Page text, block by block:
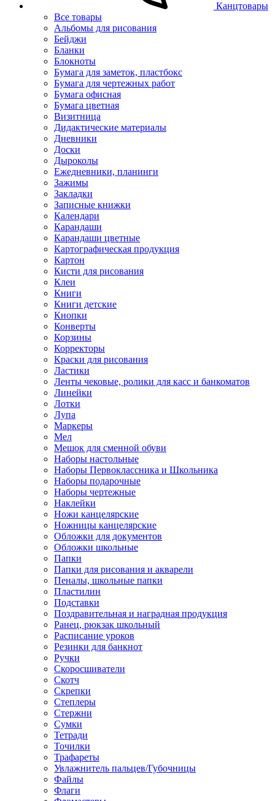
Канцтовары
Все товары
Альбомы для рисования
Бейджи
Бланки
Блокноты
Бумага для заметок, пластбокс
Бумага для чертежных работ
Бумага офисная
Бумага цветная
Визитница
Дидактические материалы
Дневники
Доски
Дыроколы
Ежедневники, планинги
Зажимы
Закладки
Записные книжки
Календари
Карандаши
Карандаши цветные
Картографическая продукция
Картон
Кисти для рисования
Клеи
Книги
Книги детские
Кнопки
Конверты
Корзины
Корректоры
Краски для рисования
Ластики
Ленты чековые, ролики для касс и банкоматов
Линейки
Лотки
Лупа
Маркеры
Мел
Мешок для сменной обуви
Наборы настольные
Наборы Первоклассника и Школьника
Наборы подарочные
Наборы чертежные
Наклейки
Ножи канцелярские
Ножницы канцелярские
Обложки для документов
Обложки школьные
Папки
Папки для рисования и акварели
Пеналы, школьные папки
Пластилин
Подставки
Поздравительная и наградная продукция
Ранец, рюкзак школьный
Расписание уроков
Резинки для банкнот
Ручки
Скоросшиватели
Скотч
Скрепки
Степлеры
Стержни
Сумки
Тетради
Точилки
Трафареты
Увлажнитель пальцев/Губочницы
Файлы
Флаги